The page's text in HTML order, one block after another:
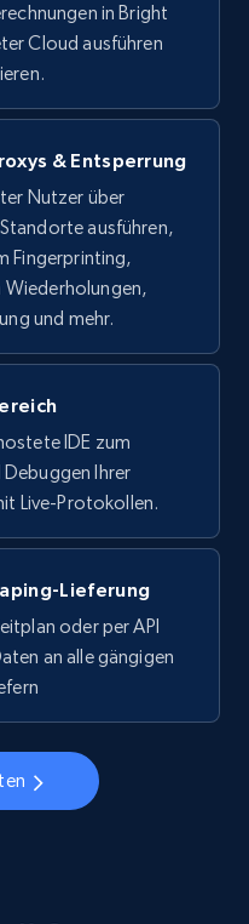
Initial
count, and
Followers,
Specialties, and
Gratis testen
account, Is
Gratis testen
profile
in Bright
Cloud ausführen
& Entsperrung
Nutzer über
ausführen,
Fingerprinting,
und mehr.
IDE zum
Ihrer
Live-Protokollen.
Lieferung
oder per API
an alle gängigen